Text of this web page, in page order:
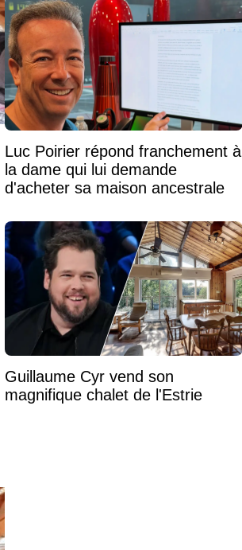
Luc Poirier répond franchement à
la dame qui lui demande
d'acheter sa maison ancestrale
Guillaume Cyr vend son
magnifique chalet de l'Estrie